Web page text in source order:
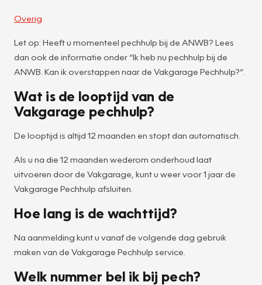
Overig
Let op: Heeft u momenteel pechhulp bij de ANWB? Lees
dan ook de informatie onder “Ik heb nu pechhulp bij de
ANWB. Kan ik overstappen naar de Vakgarage Pechhulp?”.
Wat is de looptijd van de
Vakgarage pechhulp?
De looptijd is altijd 12 maanden en stopt dan automatisch.
Als u na die 12 maanden wederom onderhoud laat
uitvoeren door de Vakgarage, kunt u weer voor 1 jaar de
Vakgarage Pechhulp afsluiten.
Hoe lang is de wachttijd?
Na aanmelding kunt u vanaf de volgende dag gebruik
maken van de Vakgarage Pechhulp service.
Welk nummer bel ik bij pech?